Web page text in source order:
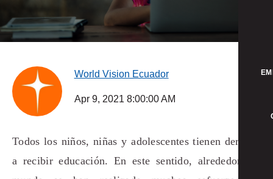
World Vision Ecuador
Apr 9, 2021 8:00:00 AM
Todos los niños, niñas y adolescentes tienen derecho
a recibir educación. En este sentido, alrededor del